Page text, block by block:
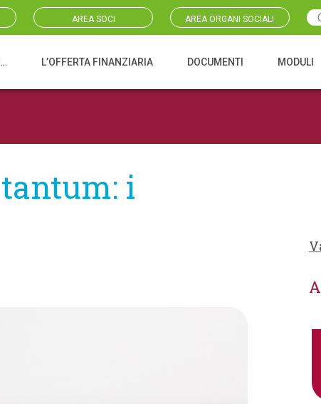
AREA SOCI AREA ORGANI SOCIALI
L’OFFERTA FINANZIARIA DOCUMENTI MODULI
i